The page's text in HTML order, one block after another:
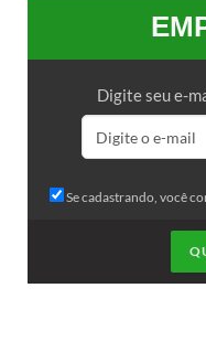
Digite seu e-
Se cadastrando, você